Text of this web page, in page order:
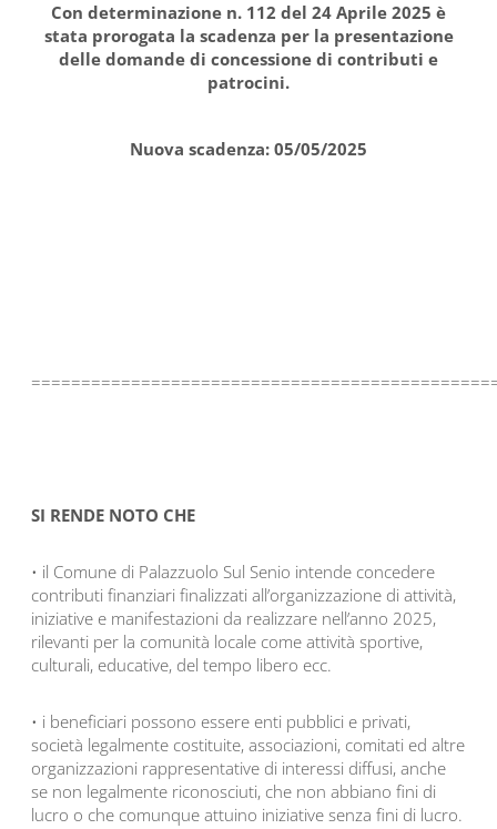
Con determinazione n. 112 del 24 Aprile 2025 è
stata prorogata la scadenza per la presentazione
delle domande di concessione di contributi e
patrocini.
Nuova scadenza: 05/05/2025
SI RENDE NOTO CHE
• il Comune di Palazzuolo Sul Senio intende concedere
contributi finanziari finalizzati all’organizzazione di attività,
iniziative e manifestazioni da realizzare nell’anno 2025,
rilevanti per la comunità locale come attività sportive,
culturali, educative, del tempo libero ecc.
• i beneficiari possono essere enti pubblici e privati,
società legalmente costituite, associazioni, comitati ed altre
organizzazioni rappresentative di interessi diffusi, anche
se non legalmente riconosciuti, che non abbiano fini di
lucro o che comunque attuino iniziative senza fini di lucro.